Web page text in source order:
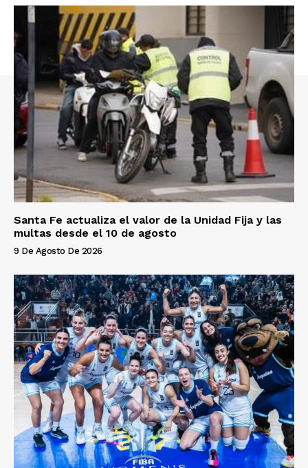
Santa Fe actualiza el valor de la Unidad Fija y las
multas desde el 10 de agosto
9 De Agosto De 2026